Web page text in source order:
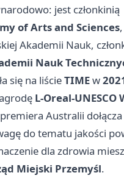
jest członkinią
of Arts and Sciences
Akademii Nauk,
Nauk
się na liścieTIMEw
Australii
do tematu jakości
dla zdrowia
Miejski Przemyśl.